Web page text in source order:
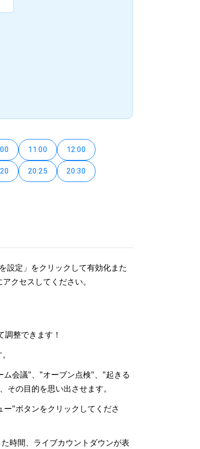
11:00 12:00
20:25 20:30
設定」をクリックして有効化また
クセスしてください。
調整できます！
会議"、"オーブン点検"、"起きる
の目的を思い出させます。
"ボタンをクリックしてくださ
時間、ライブカウントダウンが表